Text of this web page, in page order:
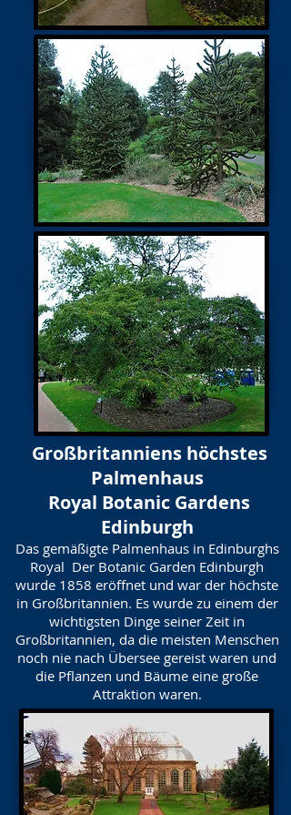
Großbritanniens höchstes
Palmenhaus
​ Royal Botanic Gardens
Edinburgh
Das gemäßigte Palmenhaus in Edinburghs
Royal Der Botanic Garden Edinburgh
wurde 1858 eröffnet und war der höchste
in Großbritannien. Es wurde zu einem der
wichtigsten Dinge seiner Zeit in
Großbritannien, da die meisten Menschen
noch nie nach Übersee gereist waren und
die Pflanzen und Bäume eine große
Attraktion waren.